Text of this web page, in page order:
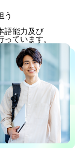
う
語能力及び
ています。